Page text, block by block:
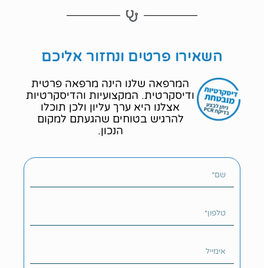
השאירו פרטים ונחזור אליכם
המרפאה שלנו הינה מרפאה פרטית
ודיסקרטית. המקצועיות והדיסקרטיות
אצלנו היא ערך עליון ולכן תוכלו
להרגיש בטוחים שהגעתם למקום
הנכון.